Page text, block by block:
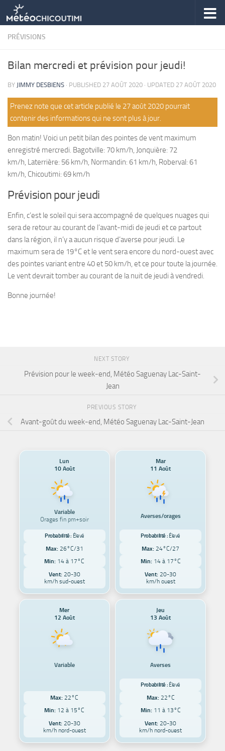
Skip to content
PRÉVISIONS
Bilan mercredi et prévision pour jeudi!
BY JIMMY DESBIENS · PUBLISHED 27 AOÛT 2020 · UPDATED 27 AOÛT 2020
Prenez note que cet article publié le 27 août 2020 pourrait
contenir des informations qui ne sont plus à jour.
Bon matin! Voici un petit bilan des pointes de vent maximum
enregistré mercredi. Bagotville: 70 km/h, Jonquière: 72
km/h, Laterrière: 56 km/h, Normandin: 61 km/h, Roberval: 61
km/h, Chicoutimi: 69 km/h
Prévision pour jeudi
Enfin, c’est le soleil qui sera accompagné de quelques nuages qui
sera de retour au courant de l’avant-midi de jeudi et ce partout
dans la région, il n’y a aucun risque d’averse pour jeudi. Le
maximum sera de 19°C et le vent sera encore du nord-ouest avec
des pointes variant entre 40 et 50 km/h, et ce pour toute la journée.
Le vent devrait tomber au courant de la nuit de jeudi à vendredi.
Bonne journée!
NEXT STORY
Prévision pour le week-end, Météo Saguenay Lac-Saint-
Jean
PREVIOUS STORY
Avant-goût du week-end, Météo Saguenay Lac-Saint-Jean
Lun
10 Août
Variable
Orages fin pm+soir
Probabilité : Élevé
Max: 26°C/31
Min: 14 à 17°C
Vent:20-30
km/h sud-ouest
Mar
11 Août
Averses/orages
Probabilité : Élevé
Max: 24°C/27
Min: 14 à 17°C
Vent: 20-30
km/h ouest
Mer
12 Août
Variable
Max: 22°C
Min: 12 à 15°C
Vent:20-30
km/h nord-ouest
Jeu
13 Août
Averses
Probabilité : Élevé
Max: 22°C
Min: 11 à 13°C
Vent: 20-30
km/h nord-ouest